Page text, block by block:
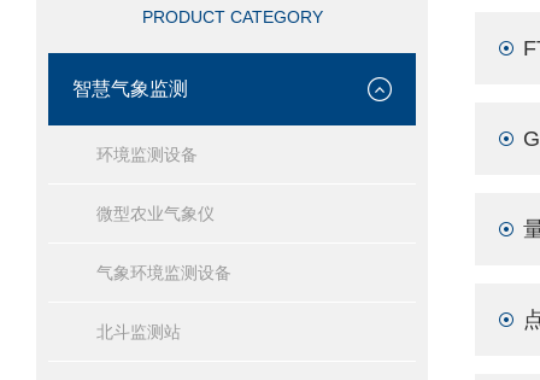
PRODUCT CATEGORY
智慧气象监测
环境监测设备
微型农业气象仪
气象环境监测设备
北斗监测站